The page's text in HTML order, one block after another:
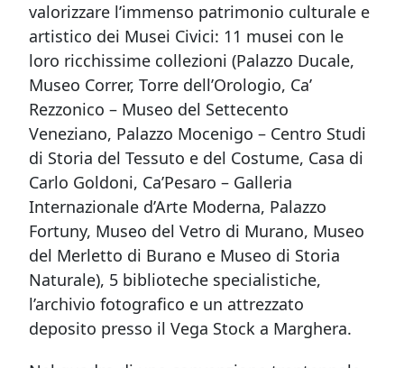
valorizzare l’immenso patrimonio culturale e
artistico dei Musei Civici: 11 musei con le
loro ricchissime collezioni (Palazzo Ducale,
Museo Correr, Torre dell’Orologio, Ca’
Rezzonico – Museo del Settecento
Veneziano, Palazzo Mocenigo – Centro Studi
di Storia del Tessuto e del Costume, Casa di
Carlo Goldoni, Ca’Pesaro – Galleria
Internazionale d’Arte Moderna, Palazzo
Fortuny, Museo del Vetro di Murano, Museo
del Merletto di Burano e Museo di Storia
Naturale), 5 biblioteche specialistiche,
l’archivio fotografico e un attrezzato
deposito presso il Vega Stock a Marghera.